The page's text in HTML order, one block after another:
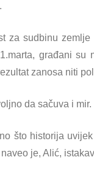
za sudbinu
građani su
zanosa niti
da sačuva i mir.
što historija
je, Alić,